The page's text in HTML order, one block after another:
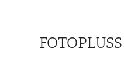
FOTOPLUSS